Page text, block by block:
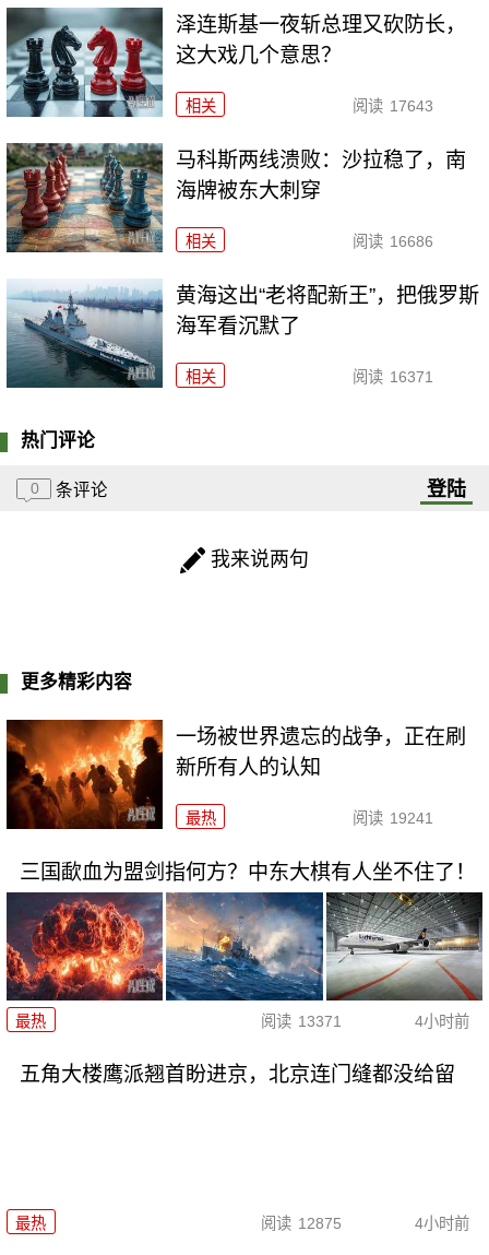
泽连斯基一夜斩总理又砍防长，
这大戏几个意思？
相关 阅读 17643
马科斯两线溃败：沙拉稳了，南
海牌被东大刺穿
相关 阅读 16686
黄海这出“老将配新王”，把俄罗斯
海军看沉默了
相关 阅读 16371
热门评论
0 条评论 登陆
我来说两句
更多精彩内容
一场被世界遗忘的战争，正在刷
新所有人的认知
最热 阅读 19241
三国歃血为盟剑指何方？中东大棋有人坐不住了！
最热 阅读 13371 4小时前
五角大楼鹰派翘首盼进京，北京连门缝都没给留
最热 阅读 12875 4小时前